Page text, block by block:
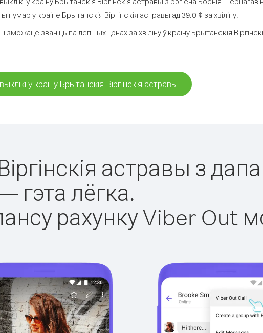
у краіне Брытанскія Віргінскія астравы ад 39.0 ¢ за хвіліну.
званіць па лепшых цэнах за хвіліну ў краіну Брытанскія
ў краіну Брытанскія Віргінскія астравы
астравы з
гэта лёгка.
рахунку Viber Out